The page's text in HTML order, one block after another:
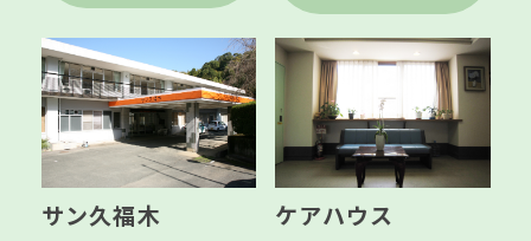
サン久福木 ケアハウス